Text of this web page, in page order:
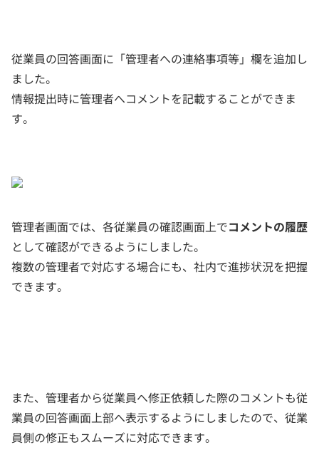
従業員の回答画面に「管理者への連絡事項等」欄を追加し
ました。
情報提出時に管理者へコメントを記載することができま
す。
管理者画面では、各従業員の確認画面上でコメントの履歴
として確認ができるようにしました。
複数の管理者で対応する場合にも、社内で進捗状況を把握
できます。
また、管理者から従業員へ修正依頼した際のコメントも従
業員の回答画面上部へ表示するようにしましたので、従業
員側の修正もスムーズに対応できます。